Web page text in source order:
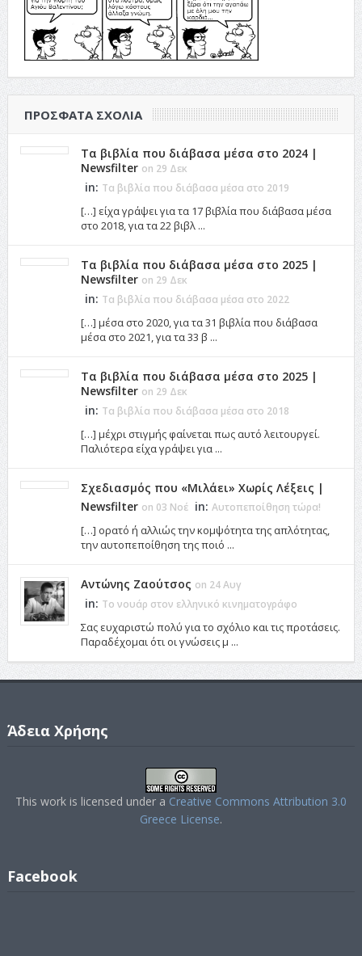
ΠΡΌΣΦΑΤΑ ΣΧΌΛΙΑ
Τα βιβλία που διάβασα μέσα στο 2024 |
Newsfilter on 29 Δεκ
in: Τα βιβλία που διάβασα μέσα στο 2019
[…] είχα γράψει για τα 17 βιβλία που διάβασα μέσα
στο 2018, για τα 22 βιβλ ...
Τα βιβλία που διάβασα μέσα στο 2025 |
Newsfilter on 29 Δεκ
in: Τα βιβλία που διάβασα μέσα στο 2022
[…] μέσα στο 2020, για τα 31 βιβλία που διάβασα
μέσα στο 2021, για τα 33 β ...
Τα βιβλία που διάβασα μέσα στο 2025 |
Newsfilter on 29 Δεκ
in: Τα βιβλία που διάβασα μέσα στο 2018
[…] μέχρι στιγμής φαίνεται πως αυτό λειτουργεί.
Παλιότερα είχα γράψει για ...
Σχεδιασμός που «Μιλάει» Χωρίς Λέξεις |
Newsfilter on 03 Νοέ in: Αυτοπεποίθηση τώρα!
[…] ορατό ή αλλιώς την κομψότητα της απλότητας,
την αυτοπεποίθηση της ποιό ...
Αντώνης Ζαούτσος on 24 Αυγ
in: Το νουάρ στον ελληνικό κινηματογράφο
Σας ευχαριστώ πολύ για το σχόλιο και τις προτάσεις.
Παραδέχομαι ότι οι γνώσεις μ ...
Άδεια Χρήσης
This work is licensed under a Creative Commons Attribution 3.0
Greece License.
Facebook